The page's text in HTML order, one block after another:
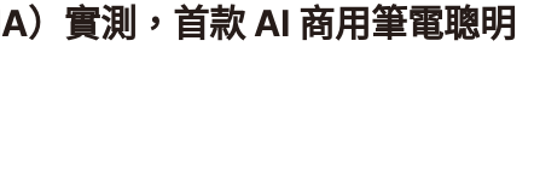
實測，首款 AI 商用筆電聰明